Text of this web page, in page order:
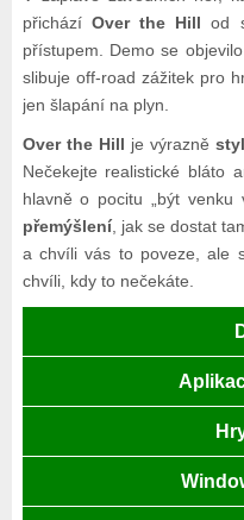
přichází Over the Hill od
přístupem. Demo se
slibuje off-road zážitek pro
jen šlapání na plyn.
Over the Hill je výrazně
Nečekejte realistické bláto
hlavně o pocitu „být
přemýšlení, jak se dostat
a chvíli vás to poveze, ale
chvíli, kdy to nečekáte.